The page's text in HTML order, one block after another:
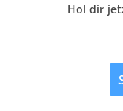
Hol dir